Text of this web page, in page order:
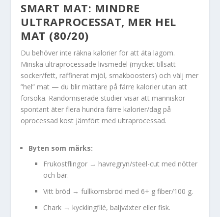
SMART MAT: MINDRE
ULTRAPROCESSAT, MER HEL
MAT (80/20)
Du behöver inte räkna kalorier för att äta lagom.
Minska ultraprocessade livsmedel (mycket tillsatt
socker/fett, raffinerat mjöl, smakboosters) och välj mer
”hel” mat — du blir mättare på färre kalorier utan att
försöka. Randomiserade studier visar att människor
spontant äter flera hundra färre kalorier/dag på
oprocessad kost jämfört med ultraprocessad.
Byten som märks:
Frukostflingor → havregryn/steel-cut med nötter
och bär.
Vitt bröd → fullkornsbröd med 6+ g fiber/100 g.
Chark → kycklingfilé, baljväxter eller fisk.